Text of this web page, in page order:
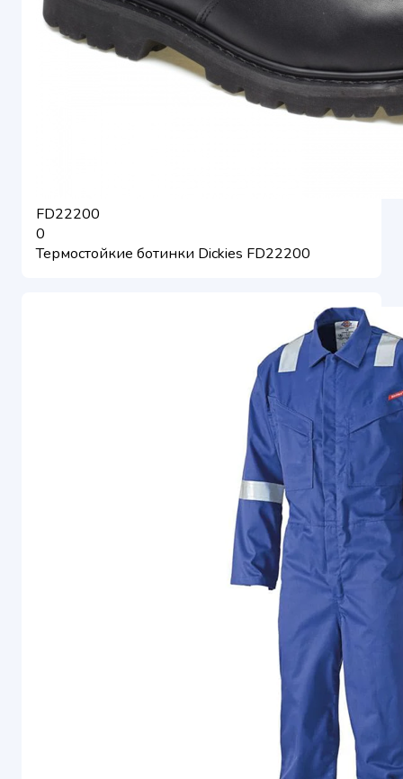
FD22200
0
Термостойкие ботинки Dickies FD22200